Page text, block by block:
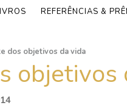
REFERÊNCIAS &
dos objetivos da vida
objetivos